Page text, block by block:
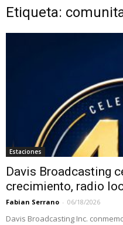
Etiqueta:
Estaciones
Davis Broadcasting
crecimiento, radio
Fabian Serrano - 06/18/2026
Davis Broadcasting Inc.